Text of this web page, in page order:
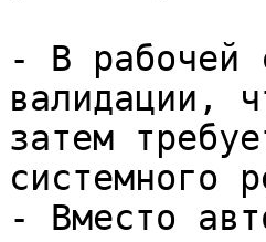
- В рабочей
валидации,
затем
системного
- Вместо